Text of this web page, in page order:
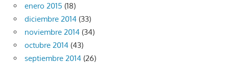
enero 2015 (18)
diciembre 2014 (33)
noviembre 2014 (34)
octubre 2014 (43)
septiembre 2014 (26)